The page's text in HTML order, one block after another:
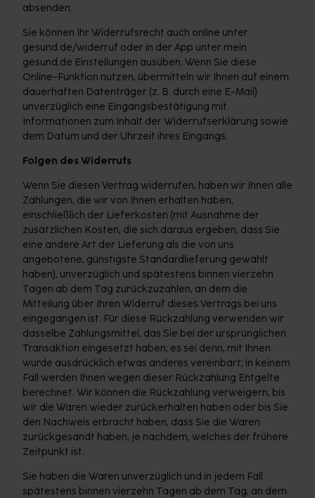
absenden.
Sie können Ihr Widerrufsrecht auch online unter
gesund.de/widerruf oder in der App unter mein
gesund.de Einstellungen ausüben. Wenn Sie diese
Online-Funktion nutzen, übermitteln wir Ihnen auf einem
dauerhaften Datenträger (z. B. durch eine E-Mail)
unverzüglich eine Eingangsbestätigung mit
Informationen zum Inhalt der Widerrufserklärung sowie
dem Datum und der Uhrzeit ihres Eingangs.
Folgen des Widerrufs
Wenn Sie diesen Vertrag widerrufen, haben wir Ihnen alle
Zahlungen, die wir von Ihnen erhalten haben,
einschließlich der Lieferkosten (mit Ausnahme der
zusätzlichen Kosten, die sich daraus ergeben, dass Sie
eine andere Art der Lieferung als die von uns
angebotene, günstigste Standardlieferung gewählt
haben), unverzüglich und spätestens binnen vierzehn
Tagen ab dem Tag zurückzuzahlen, an dem die
Mitteilung über Ihren Widerruf dieses Vertrags bei uns
eingegangen ist. Für diese Rückzahlung verwenden wir
dasselbe Zahlungsmittel, das Sie bei der ursprünglichen
Transaktion eingesetzt haben, es sei denn, mit Ihnen
wurde ausdrücklich etwas anderes vereinbart; in keinem
Fall werden Ihnen wegen dieser Rückzahlung Entgelte
berechnet. Wir können die Rückzahlung verweigern, bis
wir die Waren wieder zurückerhalten haben oder bis Sie
den Nachweis erbracht haben, dass Sie die Waren
zurückgesandt haben, je nachdem, welches der frühere
Zeitpunkt ist.
Sie haben die Waren unverzüglich und in jedem Fall
spätestens binnen vierzehn Tagen ab dem Tag, an dem